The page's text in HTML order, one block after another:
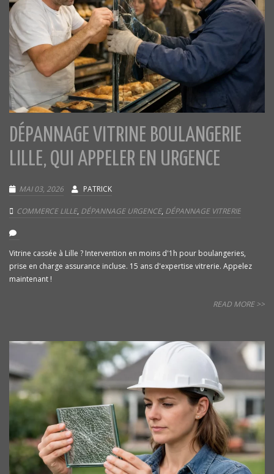
DÉPANNAGE VITRINE BOULANGERIE
LILLE, QUI APPELER EN URGENCE
MAI 03, 2026 PATRICK
COMMERCE LILLE, DÉPANNAGE URGENCE, DÉPANNAGE VITRERIE
Vitrine cassée à Lille ? Intervention en moins d'1h pour boulangeries,
prise en charge assurance incluse. 15 ans d'expertise vitrerie. Appelez
maintenant !
READ MORE >>